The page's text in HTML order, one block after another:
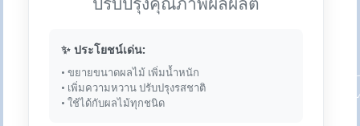
✨ ประโยชน์เด่น:
• ขยายขนาดผลไม้ เพิ่มน้ำหนัก
• เพิ่มความหวาน ปรับปรุงรสชาติ
• ใช้ได้กับผลไม้ทุกชนิด